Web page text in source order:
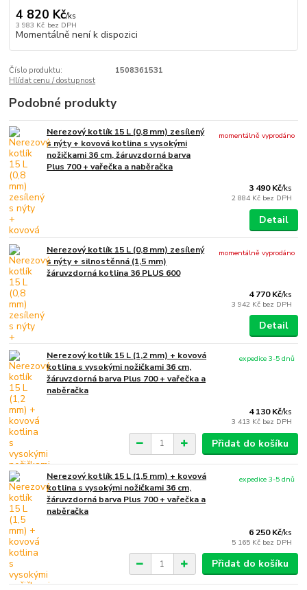
4 820 Kč/ks
3 983 Kč bez DPH
Momentálně není k dispozici
Číslo produktu:
1508361531
Hlídat cenu / dostupnost
Podobné produkty
Nerezový kotlík 15 L (0,8 mm) zesílený
s nýty + kovová kotlina s vysokými
nožičkami 36 cm, žáruvzdorná barva
Plus 700 + vařečka a naběračka
3 490 Kč/ks
2 884 Kč bez DPH
momentálně vyprodáno
Detail
Nerezový kotlík 15 L (0,8 mm) zesílený
s nýty + silnostěnná (1,5 mm)
žáruvzdorná kotlina 36 PLUS 600
4 770 Kč/ks
3 942 Kč bez DPH
momentálně vyprodáno
Detail
Nerezový kotlík 15 L (1,2 mm) + kovová
kotlina s vysokými nožičkami 36 cm,
žáruvzdorná barva Plus 700 + vařečka a
naběračka
4 130 Kč/ks
3 413 Kč bez DPH
expedice 3-5 dnů
Přidat do košíku
Nerezový kotlík 15 L (1,5 mm) + kovová
kotlina s vysokými nožičkami 36 cm,
žáruvzdorná barva Plus 700 + vařečka a
naběračka
6 250 Kč/ks
5 165 Kč bez DPH
expedice 3-5 dnů
Přidat do košíku